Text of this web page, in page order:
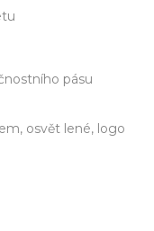
pásu
osvět lené, logo